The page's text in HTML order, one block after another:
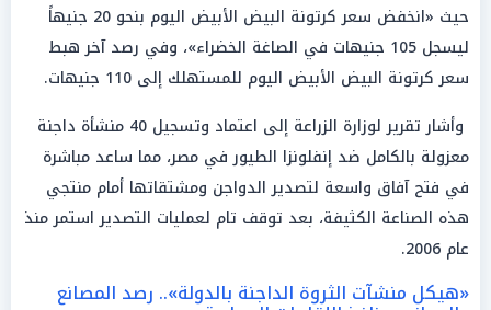
حيث «انخفض سعر كرتونة البيض الأبيض اليوم بنحو 20 جنيهاً
ليسجل 105 جنيهات في الصاغة الخضراء»، وفي رصد آخر هبط
سعر كرتونة البيض الأبيض اليوم للمستهلك إلى 110 جنيهات.
وأشار تقرير لوزارة الزراعة إلى اعتماد وتسجيل 40 منشأة داجنة
معزولة بالكامل ضد إنفلونزا الطيور في مصر، مما ساعد مباشرة
في فتح آفاق واسعة لتصدير الدواجن ومشتقاتها أمام منتجي
هذه الصناعة الكثيفة، بعد توقف تام لعمليات التصدير استمر منذ
عام 2006.
«هيكل منشآت الثروة الداجنة بالدولة».. رصد المصانع